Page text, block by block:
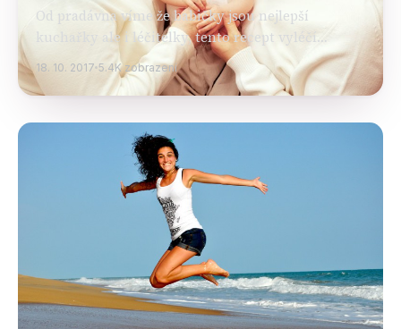
Od pradávna víme že babičky jsou nejlepší
kuchařky ale i léčitelky, tento recept vyléčí
všechny infekce a viry. Ingredience : 1/4 šálku
nakrájeného česneku ¼ nastrouhaného zázvoru 2
lžíce strouhaného…
18. 10. 2017 5.4K zobrazení